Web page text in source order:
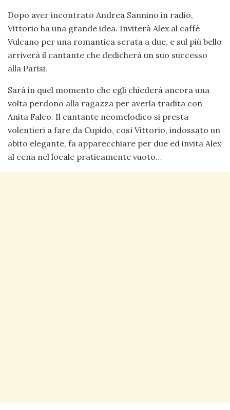
Dopo aver incontrato Andrea Sannino in radio,
Vittorio ha una grande idea. Inviterà Alex al caffè
Vulcano per una romantica serata a due, e sul più bello
arriverà il cantante che dedicherà un suo successo
alla Parisi.
Sarà in quel momento che egli chiederà ancora una
volta perdono alla ragazza per averla tradita con
Anita Falco. Il cantante neomelodico si presta
volentieri a fare da Cupido, così Vittorio, indossato un
abito elegante, fa apparecchiare per due ed invita Alex
al cena nel locale praticamente vuoto…